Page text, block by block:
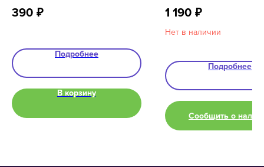
390 ₽
Подробнее
В корзину
1 190 ₽
Нет в наличии
Подробнее
Сообщить о
info@bandaumnikov.ru
«Банда умников» — студия образовательных технологий
Подписаться на рассылки